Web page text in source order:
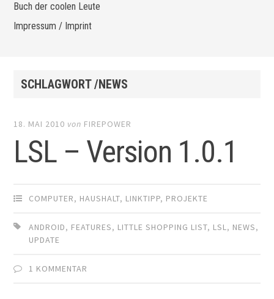
Buch der coolen Leute
Impressum / Imprint
SCHLAGWORT /NEWS
18. MAI 2010 von FIREPOWER
LSL – Version 1.0.1
COMPUTER, HAUSHALT, LINKTIPP, PROJEKTE
ANDROID, FEATURES, LITTLE SHOPPING LIST, LSL, NEWS,
UPDATE
1 KOMMENTAR